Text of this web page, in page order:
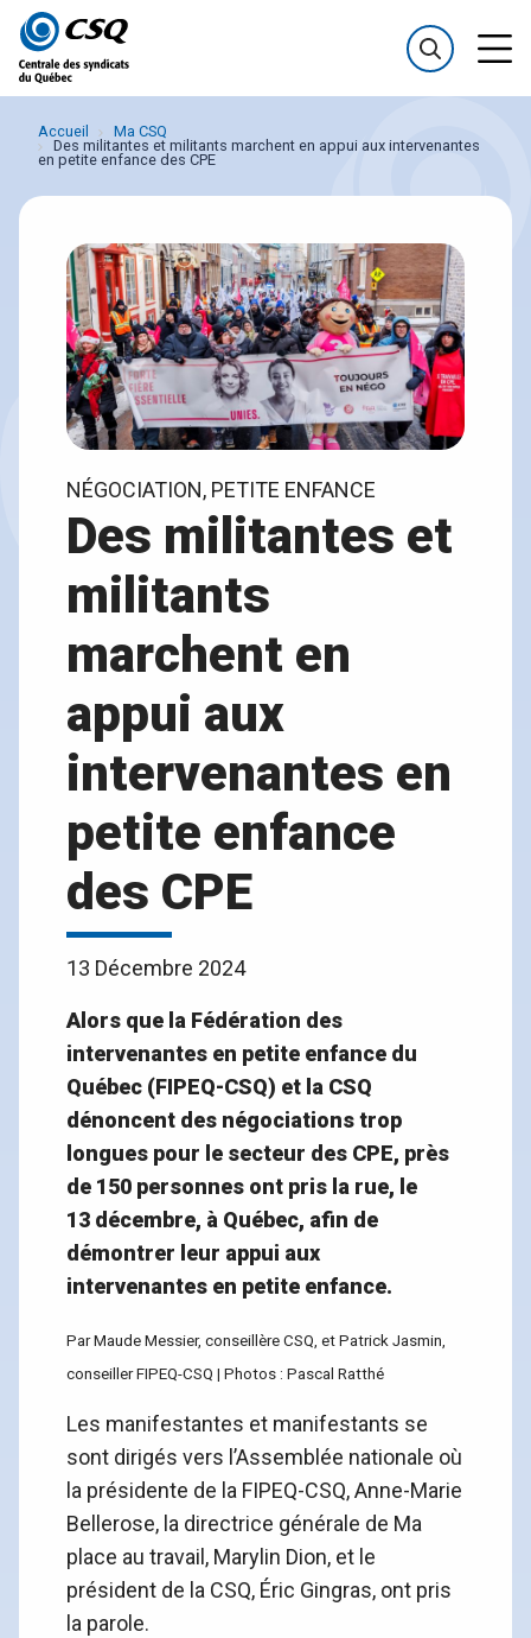
Passer
au
menu
Passer
au
contenu
Accueil
Ma CSQ
Des militantes et militants marchent en appui aux intervenantes
en petite enfance des CPE
NÉGOCIATION, PETITE ENFANCE
Des militantes et
militants
marchent en
appui aux
intervenantes en
petite enfance
des CPE
13 Décembre 2024
Alors que la Fédération des
intervenantes en petite enfance du
Québec (FIPEQ-CSQ) et la CSQ
dénoncent des négociations trop
longues pour le secteur des CPE, près
de 150 personnes ont pris la rue, le
13 décembre, à Québec, afin de
démontrer leur appui aux
intervenantes en petite enfance.
Par Maude Messier, conseillère CSQ, et Patrick Jasmin,
conseiller FIPEQ-CSQ | Photos : Pascal Ratthé
Les manifestantes et manifestants se
sont dirigés vers l’Assemblée nationale où
la présidente de la FIPEQ-CSQ, Anne-Marie
Bellerose, la directrice générale de Ma
place au travail, Marylin Dion, et le
président de la CSQ, Éric Gingras, ont pris
la parole.